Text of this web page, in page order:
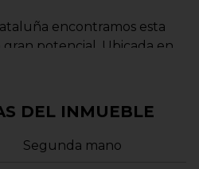
encontramos esta
potencial. Ubicada en
finca sin ascensor,
de 4 habitaciones, salón
actualmente con
retirar y dejarlo abierto
DEL INMUEBLE
Segunda mano